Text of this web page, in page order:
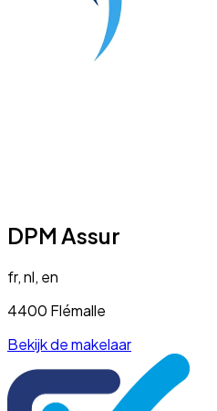
DPM Assur
fr, nl, en
4400 Flémalle
Bekijk de makelaar